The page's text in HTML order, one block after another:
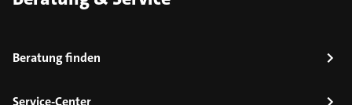
Beratung finden
Service-Center